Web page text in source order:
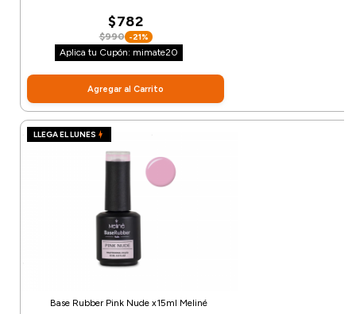
$782
$990 -21%
Aplica tu Cupón: mimate20
Agregar al Carrito
LLEGA EL LUNES
Base Rubber Pink Nude x15ml Meliné